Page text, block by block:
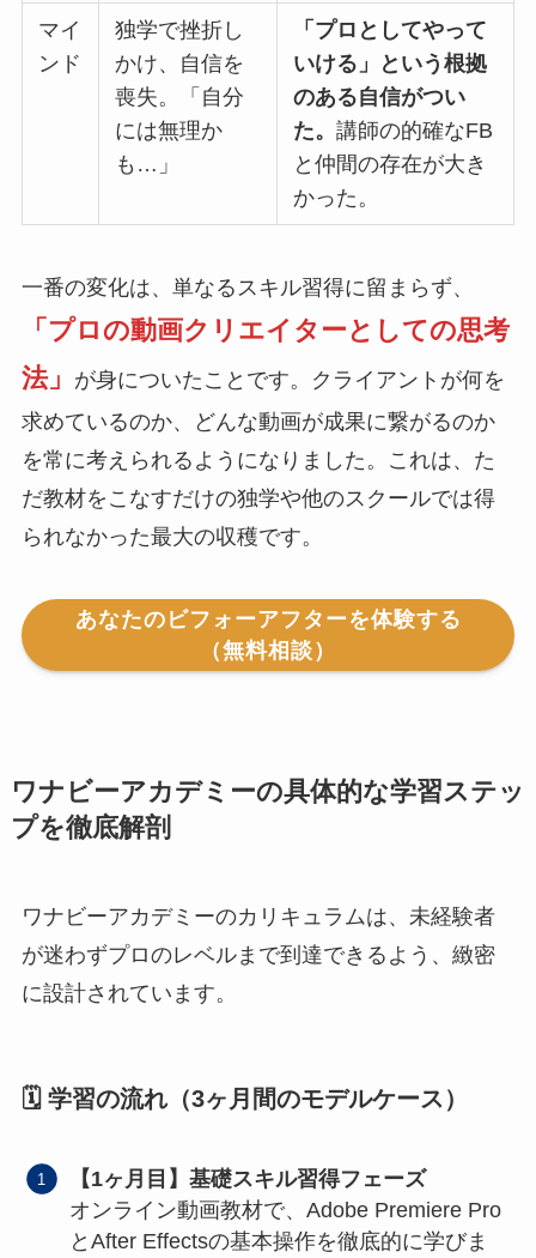
マイ
ンド
独学で挫折し
かけ、自信を
喪失。「自分
には無理か
も…」
「プロとしてやって
いける」という根拠
のある自信がつい
た。講師の的確なFB
と仲間の存在が大き
かった。
一番の変化は、単なるスキル習得に留まらず、
「プロの動画クリエイターとしての思考
法」
が身についたことです。クライアントが何を
求めているのか、どんな動画が成果に繋がるのか
を常に考えられるようになりました。これは、た
だ教材をこなすだけの独学や他のスクールでは得
られなかった最大の収穫です。
あなたのビフォーアフターを体験する
（無料相談）
ワナビーアカデミーの具体的な学習ステッ
プを徹底解剖
ワナビーアカデミーのカリキュラムは、未経験者
が迷わずプロのレベルまで到達できるよう、緻密
に設計されています。
🗓️ 学習の流れ（3ヶ月間のモデルケース）
【1ヶ月目】基礎スキル習得フェーズ
オンライン動画教材で、Adobe Premiere Pro
とAfter Effectsの基本操作を徹底的に学びま